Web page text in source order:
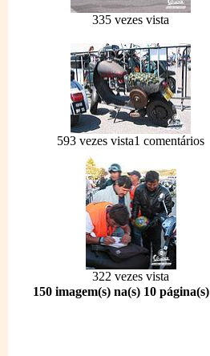
335 vezes vista
593 vezes vista1 comentários
322 vezes vista
150 imagem(s) na(s) 10 página(s)